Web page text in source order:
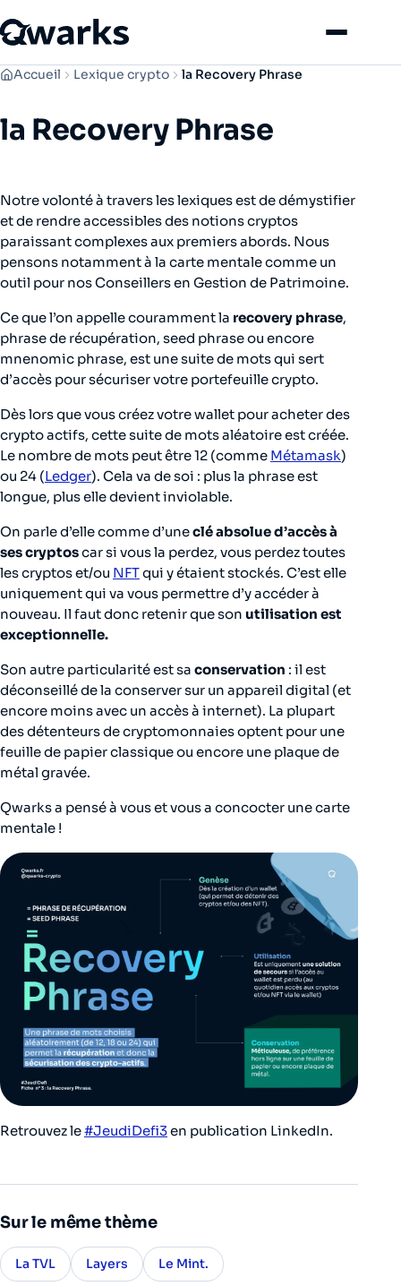
Menu
Accueil Lexique crypto la Recovery Phrase
la Recovery Phrase
Notre volonté à travers les lexiques est de démystifier
et de rendre accessibles des notions cryptos
paraissant complexes aux premiers abords. Nous
pensons notamment à la carte mentale comme un
outil pour nos Conseillers en Gestion de Patrimoine.
Ce que l’on appelle couramment la recovery phrase,
phrase de récupération, seed phraseou encore
mnenomic phrase, est une suite de mots qui sert
d’accès pour sécuriser votre portefeuille crypto.
Dès lors que vous créez votre wallet pour acheter des
crypto actifs, cette suite de mots aléatoire est créée.
Le nombre de mots peut être 12 (comme Métamask)
ou 24 (Ledger). Cela va de soi : plus la phrase est
longue, plus elle devient inviolable.
On parle d’elle comme d’uneclé absolue d’accès à
ses cryptoscar si vous la perdez, vous perdez toutes
les cryptos et/ou NFTqui y étaient stockés. C’est elle
uniquement qui va vous permettre d’y accéder à
nouveau. Il faut donc retenir que son utilisation est
exceptionnelle.
Son autre particularité est sa conservation : il est
déconseillé de la conserver sur un appareil digital (et
encore moins avec un accès à internet). La plupart
des détenteurs de cryptomonnaies optent pour une
feuille de papier classique ou encore une plaque de
métal gravée.
Qwarks a pensé à vous et vous a concocter une carte
mentale !
Retrouvez le#JeudiDefi3en publication LinkedIn.
Sur le même thème
La TVL Layers Le Mint.